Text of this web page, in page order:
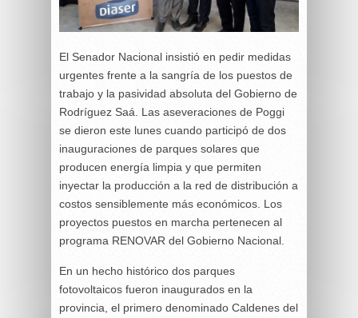
El Senador Nacional insistió en pedir medidas
urgentes frente a la sangría de los puestos de
trabajo y la pasividad absoluta del Gobierno de
Rodríguez Saá. Las aseveraciones de Poggi
se dieron este lunes cuando participó de dos
inauguraciones de parques solares que
producen energía limpia y que permiten
inyectar la producción a la red de distribución a
costos sensiblemente más económicos. Los
proyectos puestos en marcha pertenecen al
programa RENOVAR del Gobierno Nacional.
En un hecho histórico dos parques
fotovoltaicos fueron inaugurados en la
provincia, el primero denominado Caldenes del